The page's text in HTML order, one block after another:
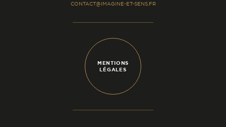
CONTACT@IMAGINE-ET-SENS.FR
MENTIONS
LÉGALES